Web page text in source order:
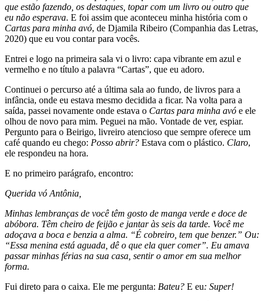
que estão fazendo, os destaques, topar com um livro ou outro que
eu não esperava. E foi assim que aconteceu minha história com o
Cartas para minha avó, de Djamila Ribeiro (Companhia das Letras,
2020) que eu vou contar para vocês.
Entrei e logo na primeira sala vi o livro: capa vibrante em azul e
vermelho e no título a palavra “Cartas”, que eu adoro.
Continuei o percurso até a última sala ao fundo, de livros para a
infância, onde eu estava mesmo decidida a ficar. Na volta para a
saída, passei novamente onde estava o Cartas para minha avó e ele
olhou de novo para mim. Peguei na mão. Vontade de ver, espiar.
Pergunto para o Beirigo, livreiro atencioso que sempre oferece um
café quando eu chego: Posso abrir? Estava com o plástico. Claro,
ele respondeu na hora.
E no primeiro parágrafo, encontro:
Querida vó Antônia,
Minhas lembranças de você têm gosto de manga verde e doce de
abóbora. Têm cheiro de feijão e jantar às seis da tarde. Você me
adoçava a boca e benzia a alma. “É cobreiro, tem que benzer.” Ou:
“Essa menina está aguada, dê o que ela quer comer”. Eu amava
passar minhas férias na sua casa, sentir o amor em sua melhor
forma.
Fui direto para o caixa. Ele me pergunta: Bateu? E eu: Super!